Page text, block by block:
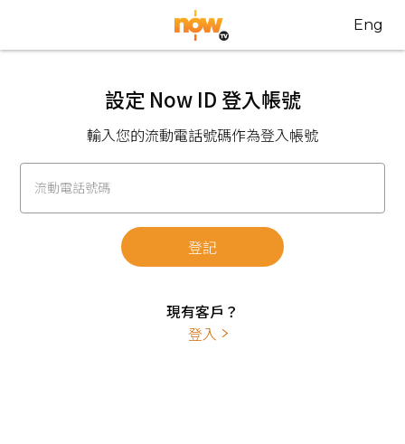
Eng
設定 Now ID 登入帳號
輸入您的流動電話號碼作為登入帳號
流動電話號碼
登記
現有客戶？
登入